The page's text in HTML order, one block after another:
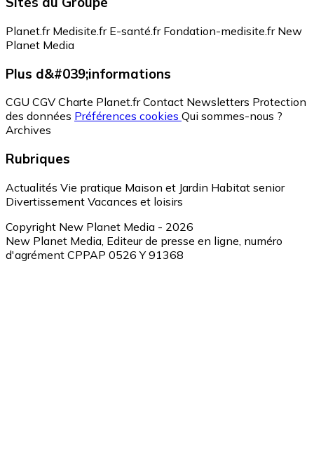
Planet.fr Medisite.fr E-santé.fr Fondation-medisite.fr New
Planet Media
Plus d&#039;informations
CGU CGV Charte Planet.fr Contact Newsletters Protection
des données Préférences cookies Qui sommes-nous ?
Archives
Rubriques
Actualités Vie pratique Maison et Jardin Habitat senior
Divertissement Vacances et loisirs
Copyright New Planet Media - 2026
New Planet Media, Editeur de presse en ligne, numéro
d'agrément CPPAP 0526 Y 91368